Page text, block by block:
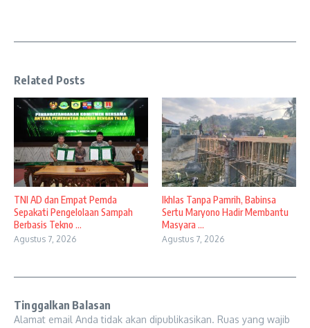
Related Posts
TNI AD dan Empat Pemda
Sepakati Pengelolaan Sampah
Berbasis Tekno ...
Agustus 7, 2026
Ikhlas Tanpa Pamrih, Babinsa
Sertu Maryono Hadir Membantu
Masyara ...
Agustus 7, 2026
Tinggalkan Balasan
Alamat email Anda tidak akan dipublikasikan. Ruas yang wajib